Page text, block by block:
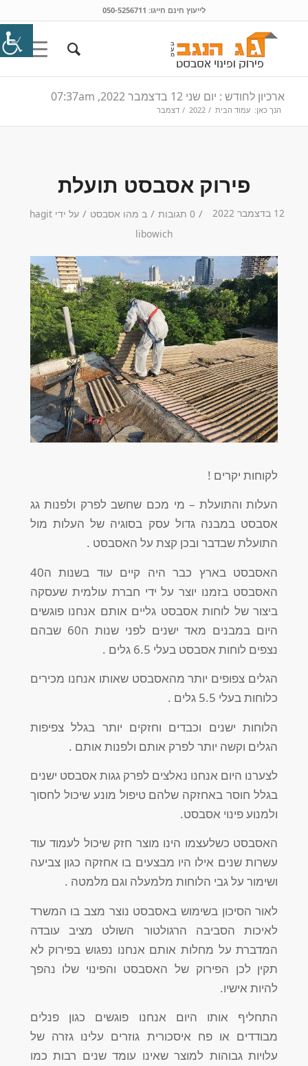
לייעוץ חינם חייגו: 050-5256711
ארכיון לחודש : יום שני 12 בדצמבר 2022, 07:37am
הנך כאן: עמוד הבית /
2022
/ דצמבר
פירוק אסבסט תועלת
12 בדצמבר 2022 / 0 תגובות / ב מהו אסבסט / על ידי hagit
libowich
לקוחות יקרים !
העלות והתועלת – מי מכם שחשב לפרק ולפנות גג
אסבסט במבנה גדול עסק בסוגיה של העלות מול
התועלת שבדבר ובכן קצת על האסבסט .
האסבסט בארץ כבר היה קיים עוד בשנות ה40
האסבסט בזמנו יוצר על ידי חברת עולמית שעסקה
ביצור של לוחות אסבסט גליים אותם אנחנו פוגשים
היום במבנים מאד ישנים לפני שנות ה60 שבהם
נצפים לוחות אסבסט בעלי 6.5 גלים .
הגלים צפופים יותר מהאסבסט שאותו אנחנו מכירים
כלוחות בעלי 5.5 גלים .
הלוחות ישנים וכבדים וחזקים יותר בגלל צפיפות
הגלים וקשה יותר לפרק אותם ולפנות אותם .
לצערנו היום אנחנו נאלצים לפרק גגות אסבסט ישנים
בגלל חוסר באחזקה שלהם טיפול מונע שיכול לחסוך
ולמנוע פינוי אסבסט.
האסבסט כשלעצמו הינו מוצר חזק שיכול לעמוד עוד
עשרות שנים אילו היו מבצעים בו אחזקה כגון צביעה
ושימור על גבי הלוחות מלמעלה וגם מלמטה .
לאור הסיכון בשימוש באסבסט נוצר מצב בו המשרד
לאיכות הסביבה הרגולטור השולט מציב עובדה
המדברת על מחלות אותם אנחנו נפגוש בפירוק לא
תקין לכן הפירוק של האסבסט והפינוי שלו נהפך
להיות אישיו.
התחליף אותו היום אנחנו פוגשים כגון פנלים
מבודדים או פח איסכורית גוזרים עלינו גזרה של
עלויות גבוהות למוצר שאינו עומד שנים רבות כמו